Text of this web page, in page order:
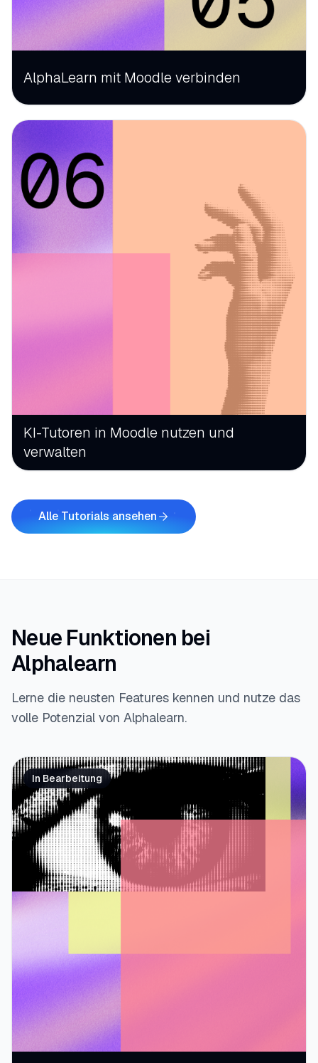
AlphaLearn mit Moodle verbinden
KI-Tutoren in Moodle nutzen und
verwalten
Alle Tutorials ansehen
Neue Funktionen bei
Alphalearn
Lerne die neusten Features kennen und nutze das
volle Potenzial von Alphalearn.
In Bearbeitung